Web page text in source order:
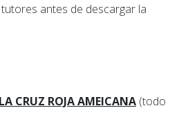
antes de descargar la
CRUZ ROJA AMEICANA (todo